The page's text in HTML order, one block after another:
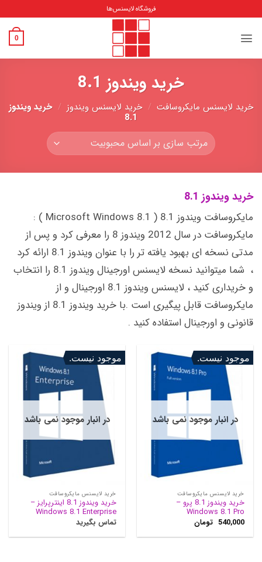
content
فروشگاه لایسنس‌ها
0
خرید ویندوز 8.1
خرید لایسنس مایکروسافت / خرید لایسنس ویندوز / خرید ویندوز
8.1
خرید ویندوز 8.1
مایکروسافت ویندوز 8.1 ( Microsoft Windows 8.1 ) :
مایکروسافت در سال 2012 ویندوز 8 را معرفی کرد و پس از
مدتی نسخه ای بهبود یافته تر را با عنوان ویندوز 8.1 ارائه کرد
، شما میتوانید نسخه لایسنس اورجینال ویندوز 8.1 را انتخاب
و خریداری کنید ، لایسنس ویندوز 8.1 اورجینال و از
مایکروسافت قابل پیگیری است .با خرید ویندوز 8.1 از ویندوز
قانونی و اورجینال استفاده کنید .
موجود نیست.
در انبار موجود نمی باشد
خرید لایسنس مایکروسافت
خرید ویندوز 8.1 پرو –
Windows 8.1 Pro
540,000 تومان
موجود نیست.
در انبار موجود نمی باشد
خرید لایسنس مایکروسافت
خرید ویندوز 8.1 اینترپرایز –
Windows 8.1 Enterprise
تماس بگیرید